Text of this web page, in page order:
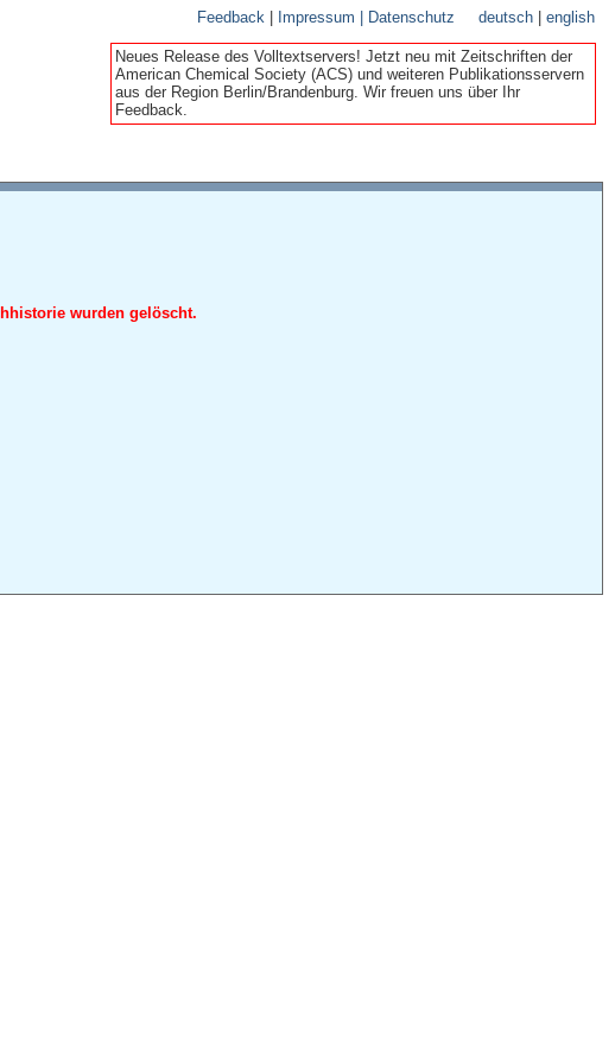
Feedback Impressum | Datenschutz deutsch |english
Neues Release des Volltextservers! Jetzt neu mit Zeitschriften der
American Chemical Society (ACS) und weiteren Publikationsservern
aus der Region Berlin/Brandenburg. Wir freuen uns über Ihr
Feedback.
wurden gelöscht.